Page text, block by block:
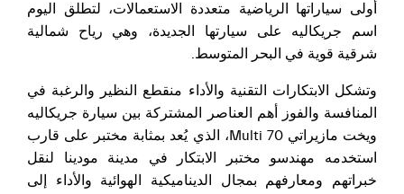
أولى سياراتها الرياضية متعددة الاستعمالات، لتطلق اليوم
اسم جريكاليه على سيارتها الجديدة، وهي رياح شمالية
شرقية قوية في البحر المتوسط.
وتشكل الابتكارات التقنية والأداء منقطع النظير والرغبة في
المنافسة والفوز أهم العناصر المشتركة بين سيارة جريكاليه
ويخت مازيراتي Multi 70، الذي يُعد بمثابة مختبر على قارب
استخدمه مهندسو مختبر الابتكار في مدينة مودينا لنقل
خبراتهم ومعارفهم بمجال الديناميكية الهوائية والأداء إلى